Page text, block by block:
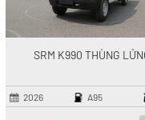
SRM K990 THÙNG
2026 A95